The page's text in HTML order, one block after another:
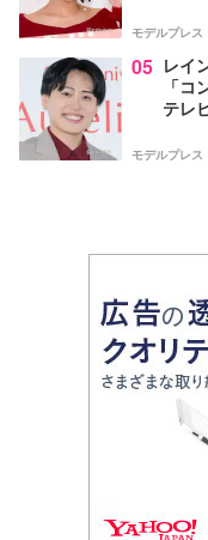
モデルプレス
05 レイ
「
テレ
モデルプレス